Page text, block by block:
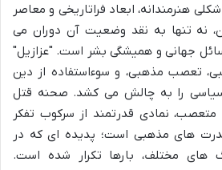
هنرمندانه، ابعاد فراتاریخی و معاصر
نه تنها به نقد وضعیت آن دوران می
مسائل جهانی و همیشگی بشر است. "عزازیل"
تعصب مذهبی، و سوءاستفاده از دین
را به چالش می کشد. صحنه قتل
نمادی قدرتمند از سرکوب تفکر
های مذهبی است؛ پدیده ای که در
های مختلف، بارها تکرار شده است.